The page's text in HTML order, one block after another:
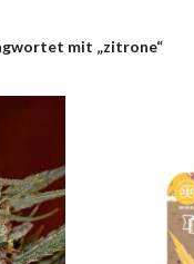
mit „zitrone“